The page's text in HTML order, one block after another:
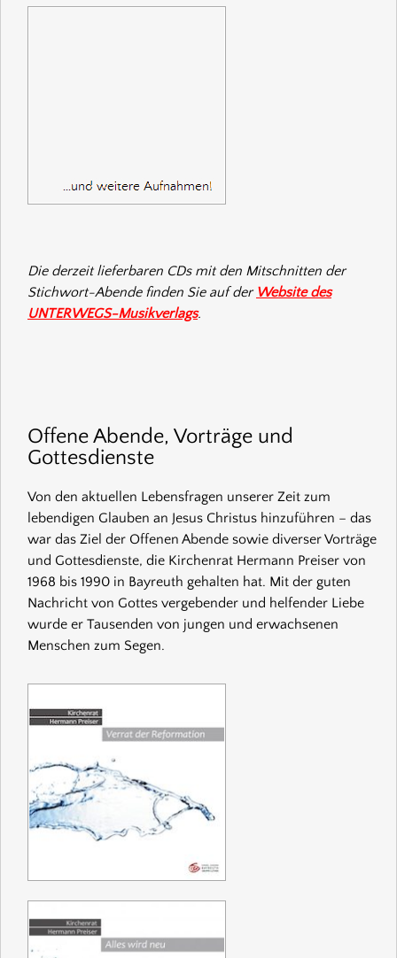
Die derzeit lieferbaren CDs mit den Mitschnitten der
Stichwort-Abende finden Sie auf der Website des
UNTERWEGS-Musikverlags.
Offene Abende, Vorträge und
Gottesdienste
Von den aktuellen Lebensfragen unserer Zeit zum
lebendigen Glauben an Jesus Christus hinzuführen – das
war das Ziel der Offenen Abende sowie diverser Vorträge
und Gottesdienste, die Kirchenrat Hermann Preiser von
1968 bis 1990 in Bayreuth gehalten hat. Mit der guten
Nachricht von Gottes vergebender und helfender Liebe
wurde er Tausenden von jungen und erwachsenen
Menschen zum Segen.